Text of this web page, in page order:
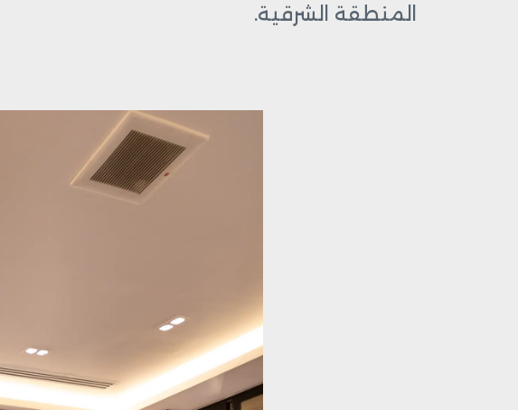
المنطقة الشرقية.